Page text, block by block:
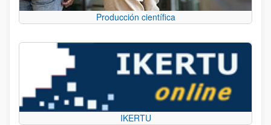
Producción científica
IKERTU